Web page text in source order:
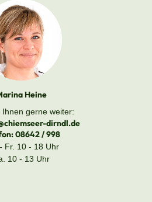
Heine
Ihnen gerne weiter:
dirndl.de
08642 / 998
Fr. 10 - 18 Uhr
10 - 13 Uhr